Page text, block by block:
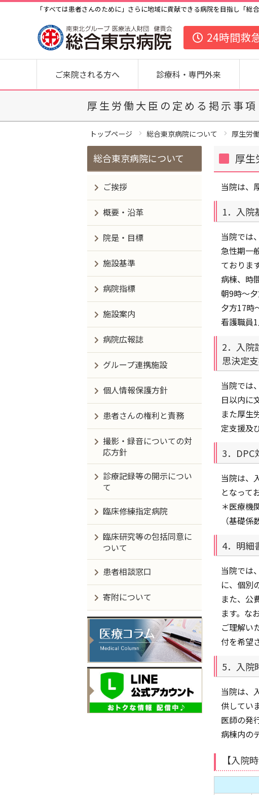
「すべては患者さんのために」さらに地域に貢献できる病院を目指し「総
24時間救
ご来院される方へ 診療科・専門外来
厚生労働大臣の定める掲示事項
トップページ 総合東京病院について 厚生労
総合東京病院について
ご挨拶
概要・沿革
院是・目標
施設基準
病院指標
施設案内
病院広報誌
グループ連携施設
個人情報保護方針
患者さんの権利と責務
撮影・録音についての対
応方針
診療記録等の開示につい
て
臨床修練指定病院
臨床研究等の包括同意に
ついて
患者相談窓口
寄附について
厚生
当院は、
1．入院
当院では
急性期一
ておりま
病棟、時
朝9時～
夕方17時
看護職員
2．入院
思決定
当院では
日以内に
また厚生
定支援及
3．DPC
当院は、
となって
＊医療
（基礎
4．明細
当院では
に、個別
また、公
ます。な
ご理解い
付を希望
5．入院
当院は、
供してい
医師の発
病棟内の
【入院